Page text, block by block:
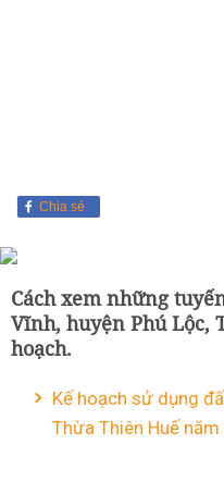
Chia sẻ
Cách xem những
Vĩnh, huyện Phú Lộc,
hoạch.
Kế hoạch sử dụng
Thừa Thiên Huế năm